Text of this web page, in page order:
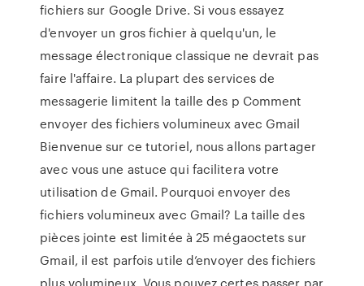
fichiers sur Google Drive. Si vous essayez
d'envoyer un gros fichier à quelqu'un, le
message électronique classique ne devrait pas
faire l'affaire. La plupart des services de
messagerie limitent la taille des p Comment
envoyer des fichiers volumineux avec Gmail
Bienvenue sur ce tutoriel, nous allons partager
avec vous une astuce qui facilitera votre
utilisation de Gmail. Pourquoi envoyer des
fichiers volumineux avec Gmail? La taille des
pièces jointe est limitée à 25 mégaoctets sur
Gmail, il est parfois utile d’envoyer des fichiers
plus volumineux. Vous pouvez certes passer par